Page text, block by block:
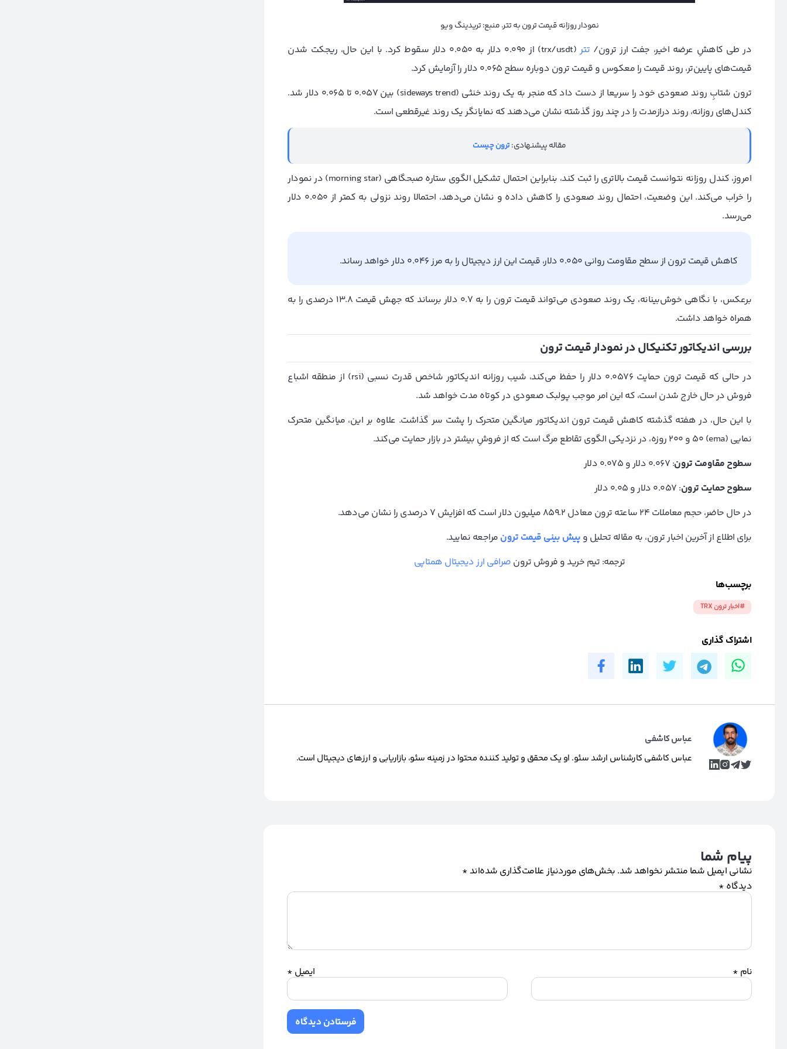
نمودار روزانه قیمت ترون به تتر. منبع: تریدینگ ویو
در طی کاهشِ عرضه اخیر، جفت ارز ترون/ تتر
(trx/usdt) از 0.090 دلار به 0.050 دلار سقوط کرد. با این حال، ریجکت شدن
قیمت‌های پایین‌تر، روند قیمت را معکوس و قیمت ترون دوباره سطح 0.065 دلار را آزمایش کرد.
ترون شتابِ روند صعودی خود را سریعا از دست داد که منجر به یک روند خنثی (sideways trend) بین 0.057 تا 0.065 دلار شد.
کندل‌های روزانه، روند درازمدت را در چند روز گذشته نشان می‌دهند که نمایانگر یک روند غیرقطعی است.
مقاله پیشنهادی:ترون چیست
امروز، کندل روزانه نتوانست قیمت بالاتری را ثبت کند، بنابراین احتمال تشکیل الگوی ستاره صبحگاهی (morning star) در نمودار
را خراب می‌کند. این وضعیت، احتمال روند صعودی را کاهش داده و نشان‌ می‌دهد، احتمالا روند نزولی به کمتر از 0.050 دلار
می‌رسد.
کاهش قیمت ترون از سطح مقاومت روانی 0.050 دلار، قیمت این ارز دیجیتال را به مرز 0.046 دلار خواهد رساند.
برعکس، با نگاهی خوش‌بینانه، یک روند صعودی می‌تواند قیمت ترون را به 0.7 دلار برساند که جهش قیمت 13.8 درصدی را به
همراه خواهد داشت.
بررسی اندیکاتور تکنیکال در نمودار قیمت ترون
در حالی که قیمت ترون حمایت 0.0576 دلار را حفظ می‌کند، شیب روزانه اندیکاتور شاخص قدرت نسبی (rsi) از منطقه اشباع
فروش در حال خارج شدن است، که این امر موجب پولبک صعودی در کوتاه مدت خواهد شد.
با این حال، در هفته گذشته کاهش قیمت ترون اندیکاتور میانگین متحرک را پشت سر گذاشت. علاوه بر این، میانگین متحرک
نمایی (ema) 50 و 200 روزه، در نزدیکی الگوی تقاطع مرگ است که از فروشِ بیشتر در بازار حمایت می‌کند.
سطوح مقاومت ترون: 0.067 دلار و 0.075 دلار
سطوح حمایت ترون: 0.057 دلار و 0.05 دلار
در حال حاضر، حجم معاملات 24 ساعته ترون معادل 859.2 میلیون دلار است که افزایش 7 درصدی را نشان می‌دهد.
برای اطلاع از آخرین اخبار ترون، به مقاله تحلیل و پیش بینی قیمت ترون مراجعه نمایید.
ترجمه: تیم خرید و فروش ترون صرافی ارز دیجیتال همتاپی
برچسب‌ها
#اخبار ترون TRX
اشتراک گذاری
عباس کاشفی
عباس کاشفی کارشناس ارشد سئو. او یک محقق و تولید کننده محتوا در زمینه سئو، بازاریابی و ارزهای دیجیتال است.
پیام شما
نشانی ایمیل شما منتشر نخواهد شد. بخش‌های موردنیاز علامت‌گذاری شده‌اند*
دیدگاه *
نام * ایمیل *